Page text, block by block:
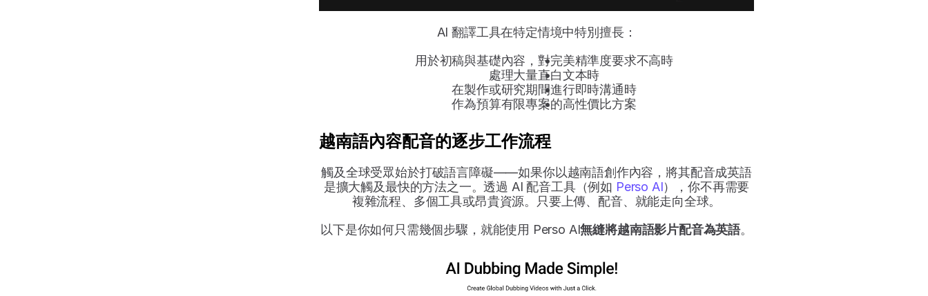
AI 翻譯工具在特定情境中特別擅長：
用於初稿與基礎內容，對完美精準度要求不高時
處理大量直白文本時
在製作或研究期間進行即時溝通時
作為預算有限專案的高性價比方案
越南語內容配音的逐步工作流程
觸及全球受眾始於打破語言障礙——如果你以越南語創作內容，將其配音成英語
是擴大觸及最快的方法之一。透過 AI 配音工具（例如 Perso AI），你不再需要
複雜流程、多個工具或昂貴資源。只要上傳、配音、就能走向全球。
以下是你如何只需幾個步驟，就能使用 Perso AI無縫將越南語影片配音為英語。